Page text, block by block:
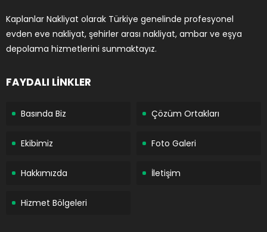
Kaplanlar Nakliyat olarak Türkiye genelinde profesyonel
evden eve nakliyat, şehirler arası nakliyat, ambar ve eşya
depolama hizmetlerini sunmaktayız.
FAYDALI LİNKLER
Basında Biz Çözüm Ortakları
Ekibimiz Foto Galeri
Hakkımızda İletişim
Hizmet Bölgeleri